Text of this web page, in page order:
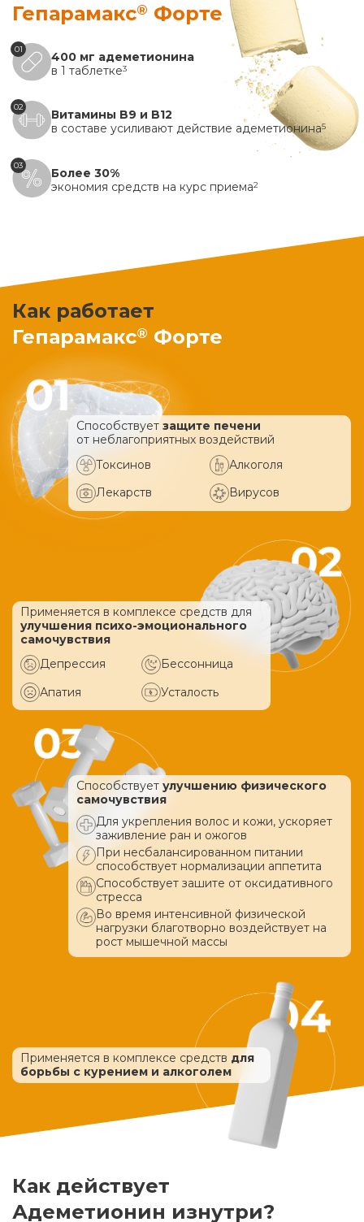
Гепарамакс® Форте
01
400 мг адеметионина
в 1 таблетке3
02
Витамины B9 и B12
в составе усиливают действие адеметионина5
03
Более 30%
экономия средств на курс приема2
Как работает
Гепарамакс® Форте
Способствует защите печени
от неблагоприятных воздействий
Токсинов
Алкоголя
Лекарств
Вирусов
Применяется в комплексе средств для
улучшения психо-эмоционального
самочувствия
Депрессия
Бессонница
Апатия
Усталость
Способствует улучшению физического
самочувствия
Для укрепления волос и кожи, ускоряет
заживление ран и ожогов
При несбалансированном питании
способствует нормализации аппетита
Способствует зашите от оксидативного
стресса
Во время интенсивной физической
нагрузки благотворно воздействует на
рост мышечной массы
Применяется в комплексе средств для
борьбы с курением и алкоголем
Как действует
Адеметионин изнутри?